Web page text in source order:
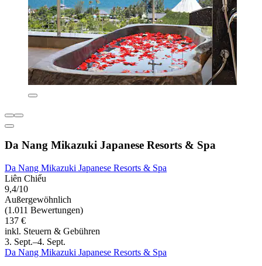
Da Nang Mikazuki Japanese Resorts & Spa
Da Nang Mikazuki Japanese Resorts & Spa
Liên Chiểu
9,4/10
Außergewöhnlich
(1.011 Bewertungen)
137 €
inkl. Steuern & Gebühren
3. Sept.–4. Sept.
Da Nang Mikazuki Japanese Resorts & Spa